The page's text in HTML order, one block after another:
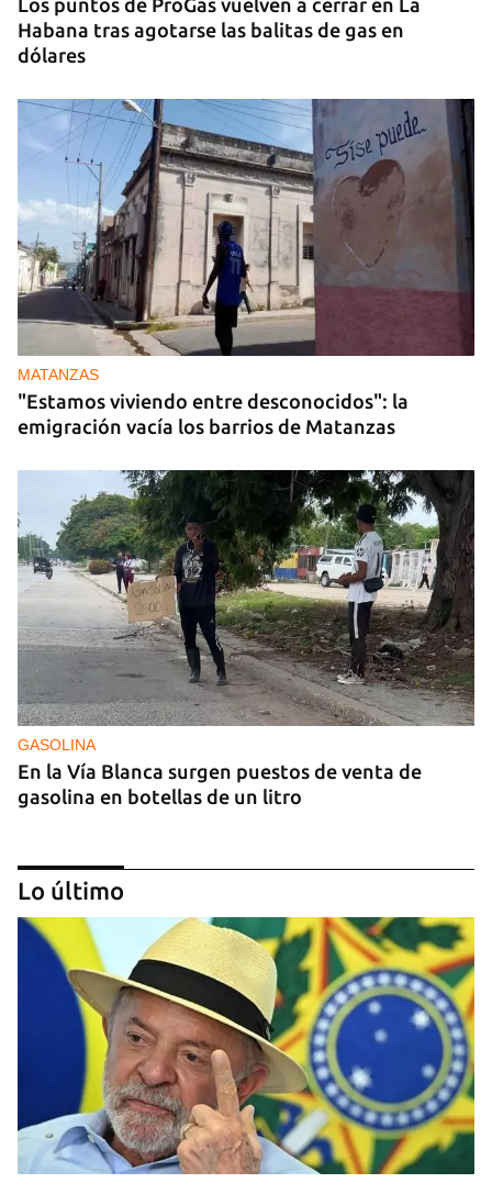
Habana tras agotarse las balitas de gas en
dólares
MATANZAS
"Estamos viviendo entre desconocidos": la
emigración vacía los barrios de Matanzas
GASOLINA
En la Vía Blanca surgen puestos de venta de
gasolina en botellas de un litro
DONACIONES
China entrega otros 5.000 sistemas fotovoltaicos
para zonas rurales de Cuba
Lo último